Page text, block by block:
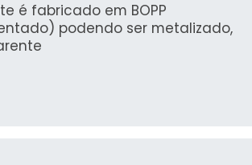
é fabricado em BOPP
podendo ser metalizado,